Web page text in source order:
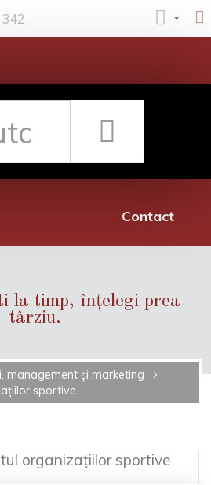
Rețea librării
Contact
la timp, înțelegi prea
târziu.
management şi marketing
sportive